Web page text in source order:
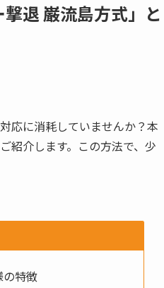
退 巌流島方式」と
応に消耗していませんか？本
紹介します。この方法で、少
の特徴